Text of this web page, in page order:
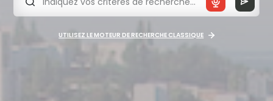
UTILISEZ LE MOTEUR DE RECHERCHE CLASSIQUE